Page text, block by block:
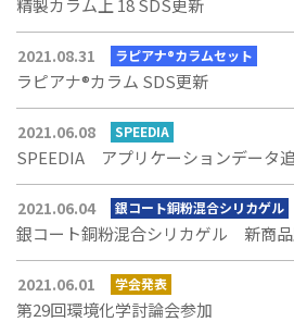
精製カラム上 18 SDS更新
2021.08.31 ラピアナ®カラムセット
ラピアナ®カラム SDS更新
2021.06.08 SPEEDIA
SPEEDIA アプリケーションデータ
2021.06.04 銀コート銅粉混合シリカゲル
銀コート銅粉混合シリカゲル 新商
2021.06.01 学会発表
第29回環境化学討論会参加